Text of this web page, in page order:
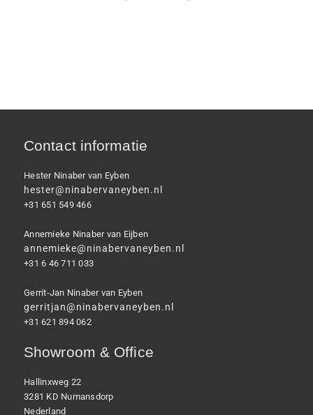
Contact informatie
Hester Ninaber van Eyben
hester@ninabervaneyben.nl
+31 651 549 466
Annemieke Ninaber van Eijben
annemieke@ninabervaneyben.nl
+31 6 46 711 033
Gerrit-Jan Ninaber van Eyben
gerritjan@ninabervaneyben.nl
+31 621 894 062
Showroom & Office
Hallinxweg 22
3281 KD Numansdorp
Nederland